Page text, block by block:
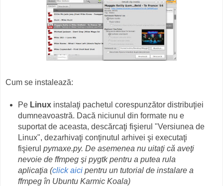
Cum se instalează:
Pe Linuxinstalaţi pachetul corespunzător distribuţiei
dumneavoastră. Dacă niciunul din formate nu e
suportat de aceasta, descărcaţi fişierul "Versiunea de
Linux", dezarhivaţi conţinutul arhivei şi executaţi
fişierul pymaxe.py. De asemenea nu uitaţi că aveţi
nevoie de ffmpeg şi pygtkpentru a putea rula
aplicaţia (click aicipentru un tutorial de instalare a
ffmpeg în Ubuntu Karmic Koala)